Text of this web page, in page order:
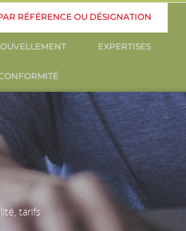
RÉFÉRENCE OU DÉSIGNATION
EXPERTISES
tarifs